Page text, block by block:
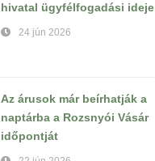
hivatal ügyfélfogadási ideje
24 jún 2026
Az árusok már beírhatják a
naptárba a Rozsnyói Vásár
időpontját